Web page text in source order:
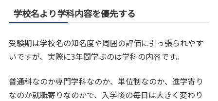
学校名より学科内容を優先する
受験期は学校名の知名度や周囲の評価に引っ張られやす
いですが、実際に3年間学ぶのは学科の内容です。
普通科なのか専門学科なのか、単位制なのか、進学寄り
なのか就職寄りなのかで、入学後の毎日は大きく変わり